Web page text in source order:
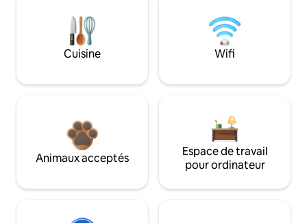
Cuisine Wifi
Animaux acceptés
Espace de travail
pour ordinateur